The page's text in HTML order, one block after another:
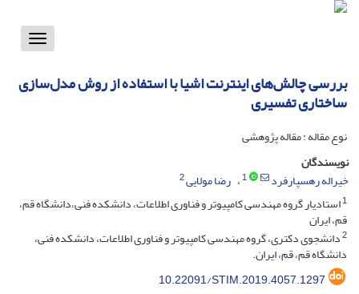
Toggle
بررسی چالش‌های اینترنت اشیا با استفاده از روش مدل‌سازی
ساختاری تفسیری
نوع مقاله : مقاله پژوهشی
نویسندگان
خیراله رهسپارفرد
1 رضا مولایی2
1استادیار گروه مهندسی کامپیوتر و فناوری اطلاعات، دانشکده فنی،دانشگاه قم،
قم، ایران
2دانشجوی دکتری، گروه مهندسی کامپیوتر و فناوری اطلاعات، دانشکده فنی،
دانشگاه قم، قم، ایران.
10.22091/STIM.2019.4057.1297